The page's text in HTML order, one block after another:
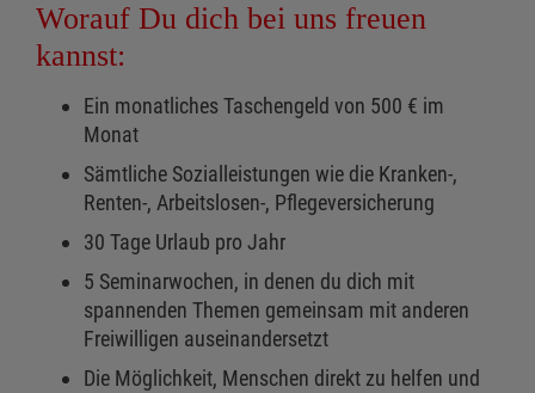
Worauf Du dich bei uns freuen
kannst:
Ein monatliches Taschengeld von 500 € im
Monat
Sämtliche Sozialleistungen wie die Kranken-,
Renten-, Arbeitslosen-, Pflegeversicherung
30 Tage Urlaub pro Jahr
5 Seminarwochen, in denen du dich mit
spannenden Themen gemeinsam mit anderen
Freiwilligen auseinandersetzt
Die Möglichkeit, Menschen direkt zu helfen und